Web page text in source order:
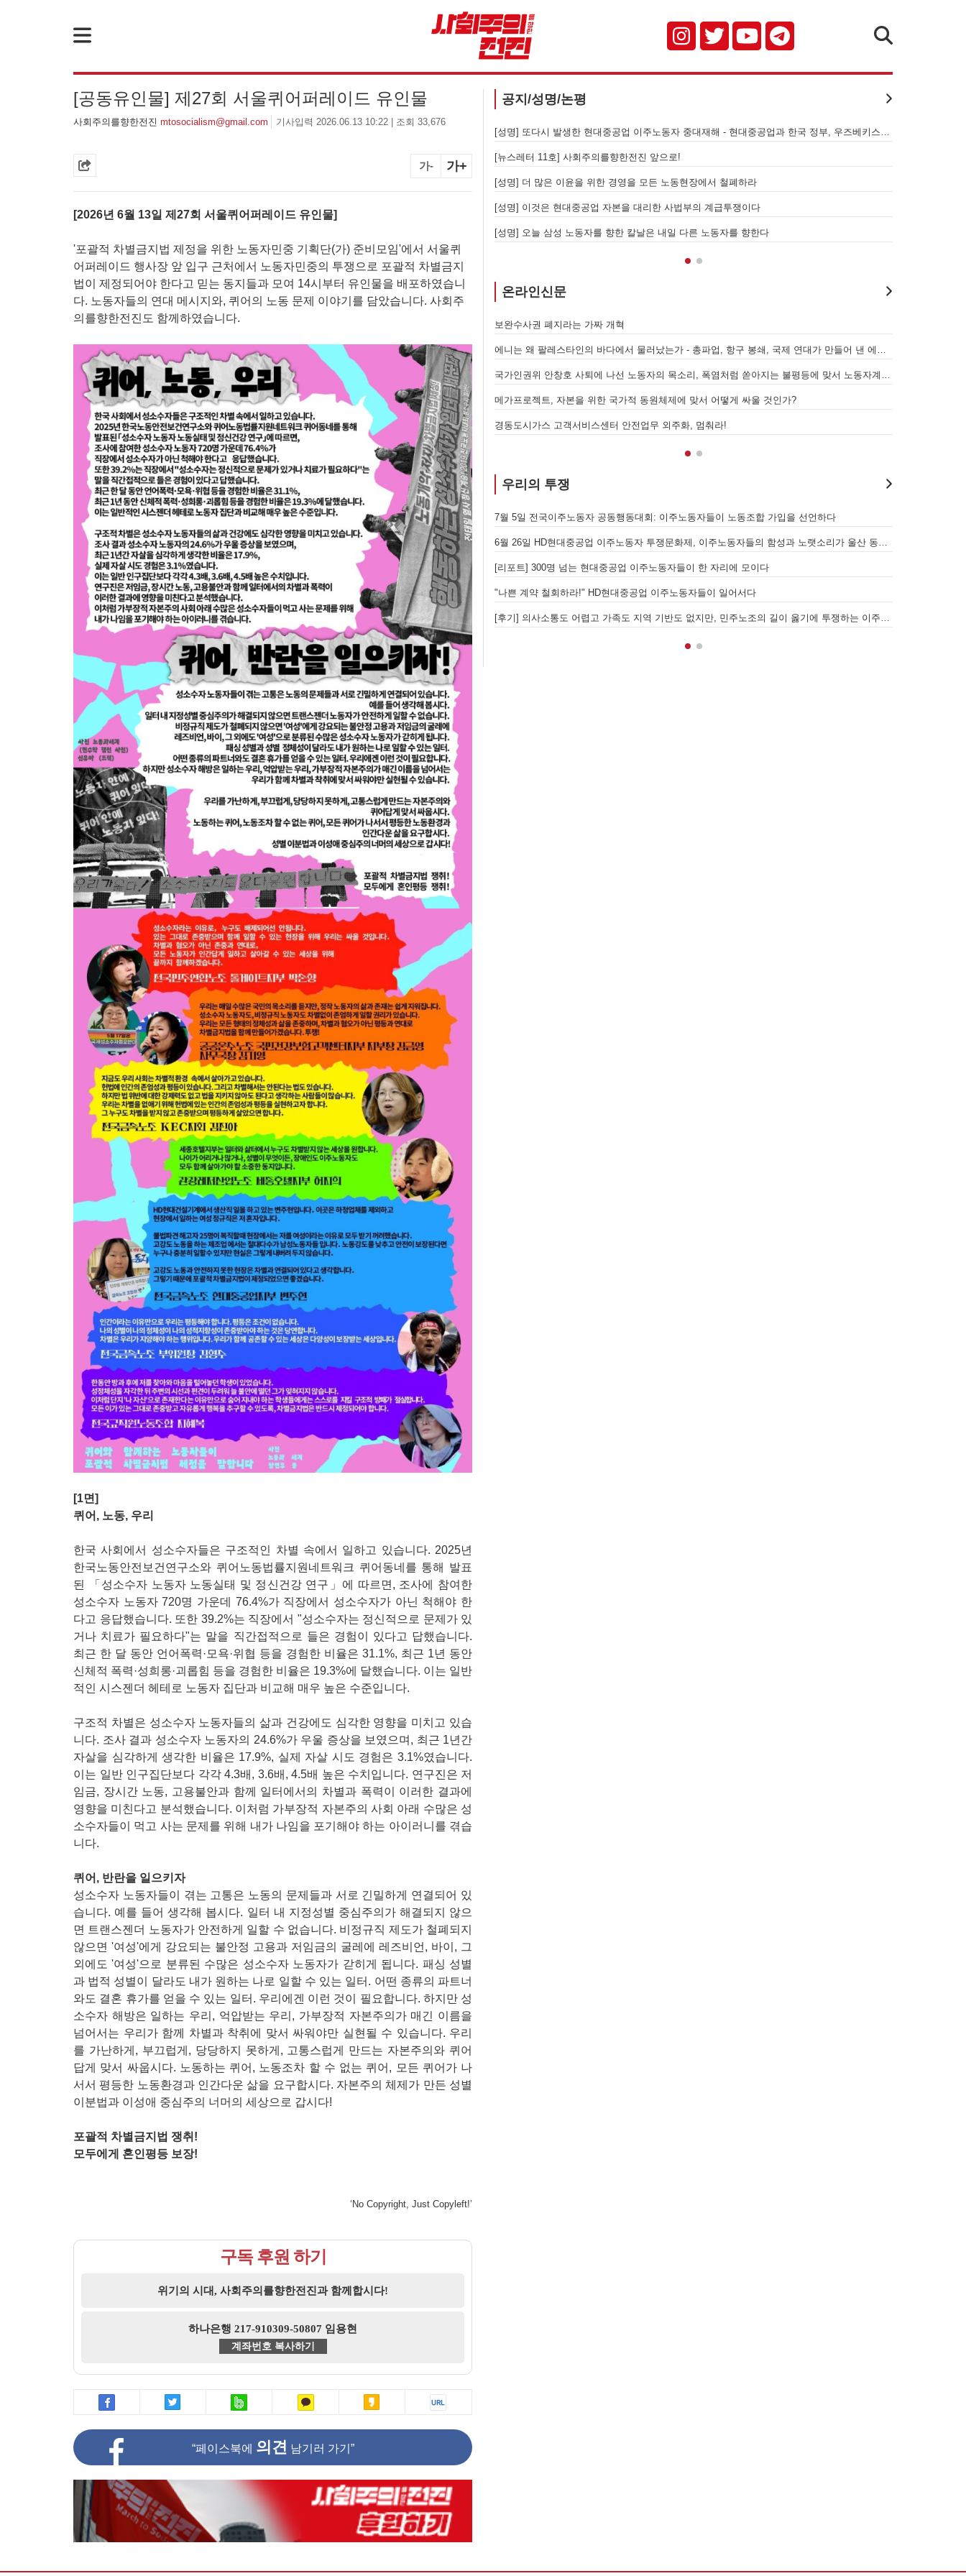
[공동유인물] 제27회 서울퀴어퍼레이드 유인물
사회주의를향한전진 mtosocialism@gmail.com 기사입력 2026.06.13 10:22 | 조회 33,676
가- 가+
[2026년 6월 13일 제27회 서울퀴어퍼레이드 유인물]
'포괄적 차별금지법 제정을 위한 노동자민중 기획단(가) 준비모임'에서 서울퀴
어퍼레이드 행사장 앞 입구 근처에서 노동자민중의 투쟁으로 포괄적 차별금지
법이 제정되어야 한다고 믿는 동지들과 모여 14시부터 유인물을 배포하였습니
다. 노동자들의 연대 메시지와, 퀴어의 노동 문제 이야기를 담았습니다. 사회주
의를향한전진도 함께하였습니다.
[1면]
퀴어, 노동, 우리
한국 사회에서 성소수자들은 구조적인 차별 속에서 일하고 있습니다. 2025년
한국노동안전보건연구소와 퀴어노동법률지원네트워크 퀴어동네를 통해 발표
된 「성소수자 노동자 노동실태 및 정신건강 연구」에 따르면, 조사에 참여한
성소수자 노동자 720명 가운데 76.4%가 직장에서 성소수자가 아닌 척해야 한
다고 응답했습니다. 또한 39.2%는 직장에서 "성소수자는 정신적으로 문제가 있
거나 치료가 필요하다"는 말을 직간접적으로 들은 경험이 있다고 답했습니다.
최근 한 달 동안 언어폭력·모욕·위협 등을 경험한 비율은 31.1%, 최근 1년 동안
신체적 폭력·성희롱·괴롭힘 등을 경험한 비율은 19.3%에 달했습니다. 이는 일반
적인 시스젠더 헤테로 노동자 집단과 비교해 매우 높은 수준입니다.
구조적 차별은 성소수자 노동자들의 삶과 건강에도 심각한 영향을 미치고 있습
니다. 조사 결과 성소수자 노동자의 24.6%가 우울 증상을 보였으며, 최근 1년간
자살을 심각하게 생각한 비율은 17.9%, 실제 자살 시도 경험은 3.1%였습니다.
이는 일반 인구집단보다 각각 4.3배, 3.6배, 4.5배 높은 수치입니다. 연구진은 저
임금, 장시간 노동, 고용불안과 함께 일터에서의 차별과 폭력이 이러한 결과에
영향을 미친다고 분석했습니다. 이처럼 가부장적 자본주의 사회 아래 수많은 성
소수자들이 먹고 사는 문제를 위해 내가 나임을 포기해야 하는 아이러니를 겪습
니다.
퀴어, 반란을 일으키자
성소수자 노동자들이 겪는 고통은 노동의 문제들과 서로 긴밀하게 연결되어 있
습니다. 예를 들어 생각해 봅시다. 일터 내 지정성별 중심주의가 해결되지 않으
면 트랜스젠더 노동자가 안전하게 일할 수 없습니다. 비정규직 제도가 철폐되지
않으면 '여성'에게 강요되는 불안정 고용과 저임금의 굴레에 레즈비언, 바이, 그
외에도 '여성'으로 분류된 수많은 성소수자 노동자가 갇히게 됩니다. 패싱 성별
과 법적 성별이 달라도 내가 원하는 나로 일할 수 있는 일터. 어떤 종류의 파트너
와도 결혼 휴가를 얻을 수 있는 일터. 우리에겐 이런 것이 필요합니다. 하지만 성
소수자 해방은 일하는 우리, 억압받는 우리, 가부장적 자본주의가 매긴 이름을
넘어서는 우리가 함께 차별과 착취에 맞서 싸워야만 실현될 수 있습니다. 우리
를 가난하게, 부끄럽게, 당당하지 못하게, 고통스럽게 만드는 자본주의와 퀴어
답게 맞서 싸웁시다. 노동하는 퀴어, 노동조차 할 수 없는 퀴어, 모든 퀴어가 나
서서 평등한 노동환경과 인간다운 삶을 요구합시다. 자본주의 체제가 만든 성별
이분법과 이성애 중심주의 너머의 세상으로 갑시다!
포괄적 차별금지법 쟁취!
모두에게 혼인평등 보장!
‘No Copyright, Just Copyleft!’
구독 후원 하기
위기의 시대, 사회주의를향한전진과 함께합시다!
하나은행 217-910309-50807 임용현
계좌번호 복사하기
“페이스북에 의견 남기러 가기”
공지/성명/논평
[성명] 이재명정부·서울시교육청·경찰의 폭력 탄압을 규탄한다! 지혜복 교사와 연대자들을 즉각 석방하라! [성명] 이것은 현대중공업 자본을 대리한 사법부의 계급투쟁이다
[성명] 기업 범죄 방패막이 사법부, 변하지 않는 체제의 실체 - 아리셀 참사 주범 박순관 4년 선고에 부쳐
[성명] 이재명 정부와 CU 원청이 서광석을 죽였다! - 고 서광석 동지의 죽음을 애도하며
[성명] 고진수를 즉각 석방하라! 감옥에 가야할 자는 주명건과 정근식이다!
온라인신문
[원청교섭투쟁 기획인터뷰4] 원청교섭은 선택 아닌 필수! 7.15 총파업은 자본에 원청교섭 시작을 알리는 첫걸음이자 선전포고다
[원청교섭투쟁 기획인터뷰3] 다가오는 구조조정, 원청책임 부품·서열노동자 총고용 보장을 요구하며 공동파업에 나섭시다! - 현대
보완수사권 폐지라는 가짜 개혁
메가프로젝트, 자본을 위한 국가적 동원체제에 맞서 어떻게 싸울 것인가?
경동도시가스 고객서비스센터 안전업무 외주화, 멈춰라!
[번역] 빵과 장미: 자본주의 아래서의 젠더와 계급 (0) 들어가며
누구의 자유인가, 누구를 위한 자유인가 - 왜곡되고 박제된 광주를 넘어
7월 5일 전국이주노동자 공동행동대회: 이주노동자들이 노동조합 가입을 선언하다
우리의 투쟁
[후기] SK하이닉스·한화에어로스페이스 중대재해, 이윤 위해 생명안전을 위협하는 '첨단산업' 자본을 규탄하다
[우리의 투쟁] 이스라엘의 가자지구 가스전 개발사업에 참여하는 한국석유공사 규탄 기자회견이 열리다.
7월 5일 전국이주노동자 공동행동대회: 이주노동자들이 노동조합 가입을 선언하다
[리포트] 300명 넘는 현대중공업 이주노동자들이 한 자리에 모이다
"나쁜 계약 철회하라!" HD현대중공업 이주노동자들이 일어서다
[후기] 진짜 사장 서울시와 국가를 앉히는 돌봄 노동자 투쟁을 위해
[후기] 현대차 진짜 사장 당장 나와! - 5월 28일 원청교섭 불응 현대차 규탄 금속노조 결의대회
[발언] 노동절, 우리는 끓어오르는 분노를 안고 이 자리에 섰습니다